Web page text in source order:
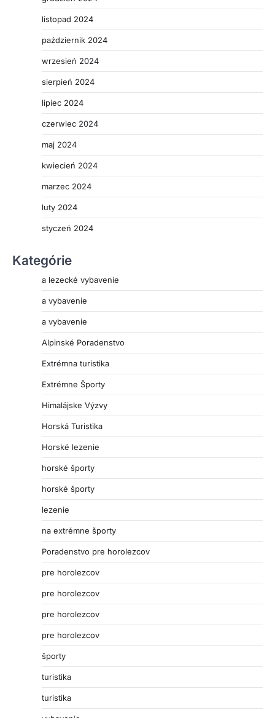
listopad 2024
październik 2024
wrzesień 2024
sierpień 2024
lipiec 2024
czerwiec 2024
maj 2024
kwiecień 2024
marzec 2024
luty 2024
styczeń 2024
Kategórie
a lezecké vybavenie
a vybavenie
a vybavenie
Alpinské Poradenstvo
Extrémna turistika
Extrémne Športy
Himalájske Výzvy
Horská Turistika
Horské lezenie
horské športy
horské športy
lezenie
na extrémne športy
Poradenstvo pre horolezcov
pre horolezcov
pre horolezcov
pre horolezcov
pre horolezcov
športy
turistika
turistika